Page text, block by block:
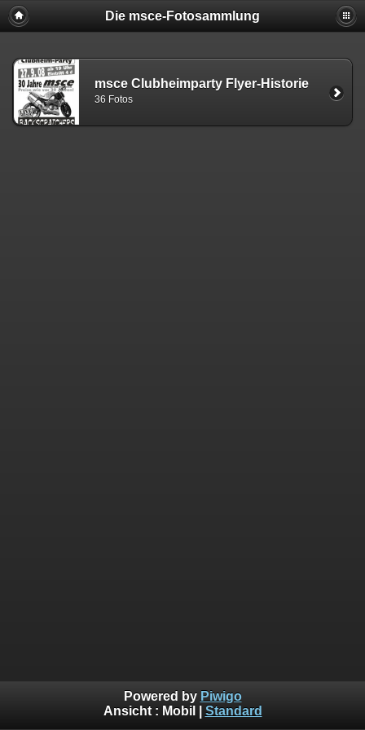
Die msce-Fotosammlung
msce Clubheimparty Flyer-Historie
36 Fotos
Powered by Piwigo
Ansicht : Mobil Standard